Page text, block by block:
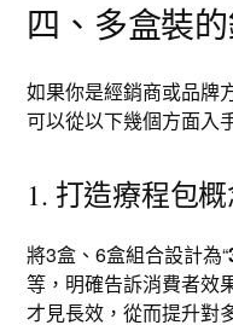
四、多盒裝
如果你是經銷商或品牌
可以從以下幾個方面入
1. 打造療程包
將3盒、6盒組合設計為“
等，明確告訴消費者效
才見長效，從而提升對